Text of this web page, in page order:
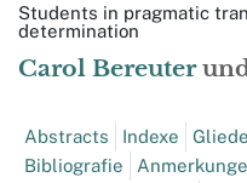
Students in pragmatic
determination
Carol Bereuter
Abstracts Indexe
Bibliografie